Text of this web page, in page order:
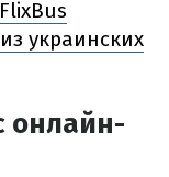
украинских
онлайн-